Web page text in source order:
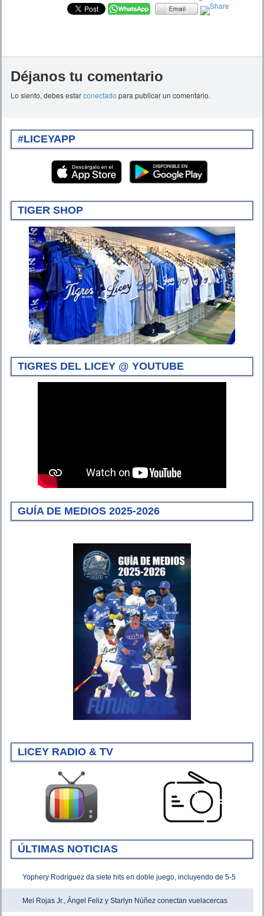
Déjanos tu comentario
Lo siento, debes estarconectado para publicar un comentario.
#LICEYAPP
TIGER SHOP
TIGRES DEL LICEY @ YOUTUBE
GUÍA DE MEDIOS 2025-2026
LICEY RADIO & TV
ÚLTIMAS NOTICIAS
Yophery Rodríguez da siete hits en doble juego, incluyendo de 5-5
Mel Rojas Jr., Ángel Feliz y Starlyn Núñez conectan vuelacercas